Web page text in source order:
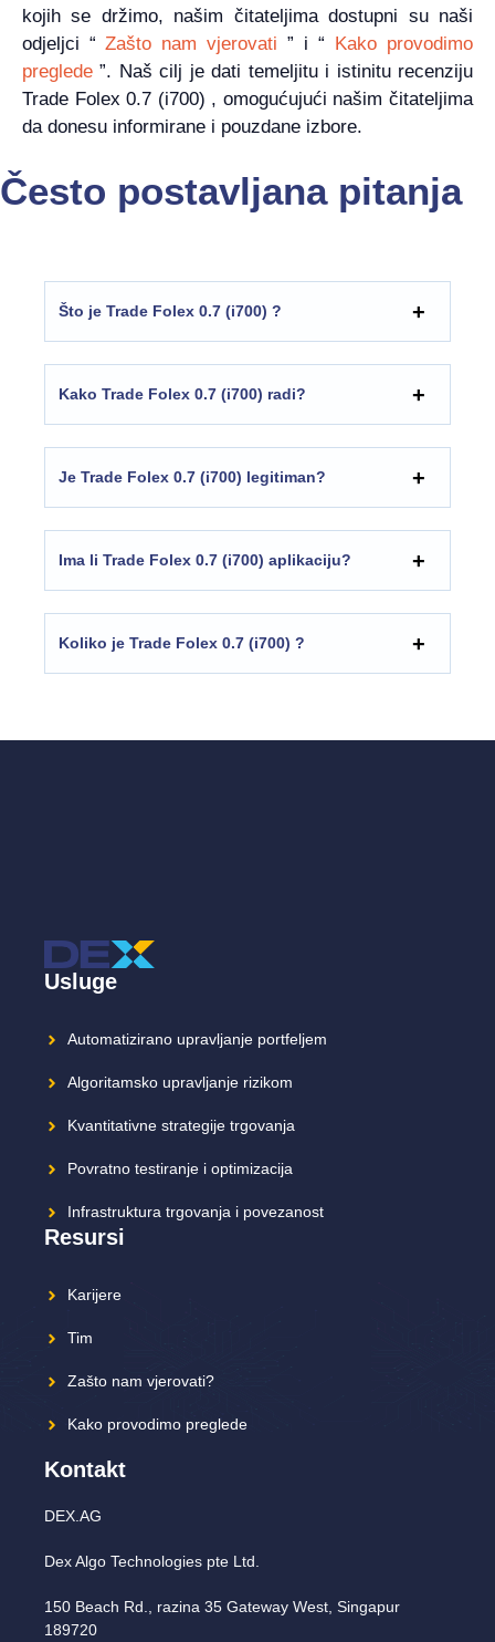
kojih se držimo, našim čitateljima dostupni su naši
odjeljci “ Zašto nam vjerovati ” i “ Kako provodimo
preglede ”. Naš cilj je dati temeljitu i istinitu recenziju
Trade Folex 0.7 (i700) , omogućujući našim čitateljima
da donesu informirane i pouzdane izbore.
Često postavljana pitanja
Što je Trade Folex 0.7 (i700) ?
Kako Trade Folex 0.7 (i700) radi?
Je Trade Folex 0.7 (i700) legitiman?
Ima li Trade Folex 0.7 (i700) aplikaciju?
Koliko je Trade Folex 0.7 (i700) ?
Usluge
Automatizirano upravljanje portfeljem
Algoritamsko upravljanje rizikom
Kvantitativne strategije trgovanja
Povratno testiranje i optimizacija
Infrastruktura trgovanja i povezanost
Resursi
Karijere
Tim
Zašto nam vjerovati?
Kako provodimo preglede
Kontakt
DEX.AG
Dex Algo Technologies pte Ltd.
150 Beach Rd., razina 35 Gateway West, Singapur
189720